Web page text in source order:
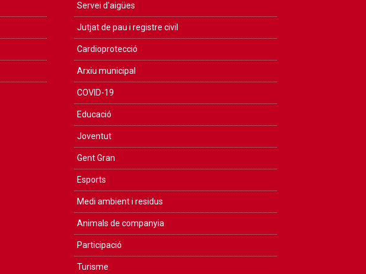
Servei d'aigües
Jutjat de pau i registre civil
Cardioprotecció
Arxiu municipal
COVID-19
Educació
Joventut
Gent Gran
Esports
Medi ambient i residus
Animals de companyia
Participació
Turisme